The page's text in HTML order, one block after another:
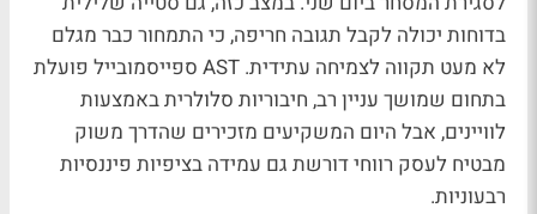
בדוחות יכולה לקבל תגובה חריפה, כי התמחור כבר מגלם
לא מעט תקווה לצמיחה עתידית. AST ספייסמובייל פועלת
בתחום שמושך עניין רב, חיבוריות סלולרית באמצעות
לוויינים, אבל היום המשקיעים מזכירים שהדרך משוק
מבטיח לעסק רווחי דורשת גם עמידה בציפיות פיננסיות
רבעוניות.